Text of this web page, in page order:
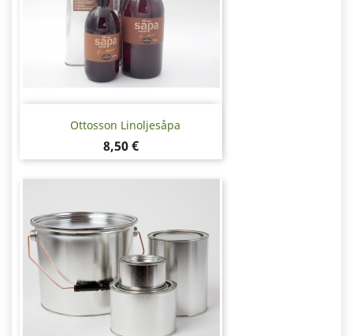
Ottosson Linoljesåpa
Pris
8,50 €